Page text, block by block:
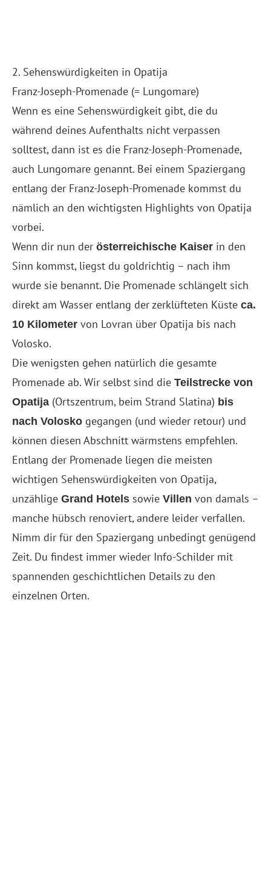
2. Sehenswürdigkeiten in Opatija
Franz-Joseph-Promenade (= Lungomare)
Wenn es eine Sehenswürdigkeit gibt, die du
während deines Aufenthalts nicht verpassen
solltest, dann ist es die Franz-Joseph-Promenade,
auch Lungomare genannt. Bei einem Spaziergang
entlang der Franz-Joseph-Promenade kommst du
nämlich an den wichtigsten Highlights von Opatija
vorbei.
Wenn dir nun der österreichische Kaiser in den
Sinn kommst, liegst du goldrichtig – nach ihm
wurde sie benannt. Die Promenade schlängelt sich
direkt am Wasser entlang der zerklüfteten Küste ca.
10 Kilometer von Lovran über Opatija bis nach
Volosko.
Die wenigsten gehen natürlich die gesamte
Promenade ab. Wir selbst sind die Teilstrecke von
Opatija (Ortszentrum, beim Strand Slatina) bis
nach Volosko gegangen (und wieder retour) und
können diesen Abschnitt wärmstens empfehlen.
Entlang der Promenade liegen die meisten
wichtigen Sehenswürdigkeiten von Opatija,
unzählige Grand Hotels sowie Villen von damals –
manche hübsch renoviert, andere leider verfallen.
Nimm dir für den Spaziergang unbedingt genügend
Zeit. Du findest immer wieder Info-Schilder mit
spannenden geschichtlichen Details zu den
einzelnen Orten.